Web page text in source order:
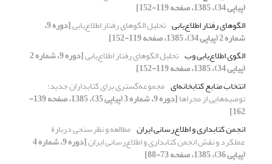
(پیاپی 34)، 1385، صفحه 119-152]
الگوهای رفتار اطلاع‌یابی تحلیل الگو‌های رفتار اطلاع‌یابی [دوره 9،
شماره 2 (پیاپی 34)، 1385، صفحه 119-152]
الگوی اطلاع‌یابی وب تحلیل الگو‌های رفتار اطلاع‌یابی [دوره 9، شماره 2
(پیاپی 34)، 1385، صفحه 119-152]
انتخاب منابع کتابخانه‌ای مجموعه‌گستری برای کتابداران جدید:
توصیه‌هایی از مجراها [دوره 9، شماره 3 (پیاپی 35)، 1385، صفحه 139-
162]
انجمن کتابداری و اطلاع‌رسانی ایران مطالعه و نظرسنجی دربارة
عملکرد و نقش انجمن کتابداری و اطلاع‌رسانی ایران [دوره 9، شماره 4
(پیاپی 36)، 1385، صفحه 73-88]